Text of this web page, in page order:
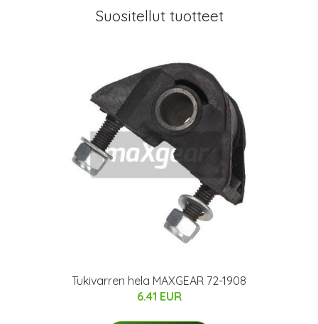
Suositellut tuotteet
Tukivarren hela MAXGEAR 72-1908
6.41 EUR